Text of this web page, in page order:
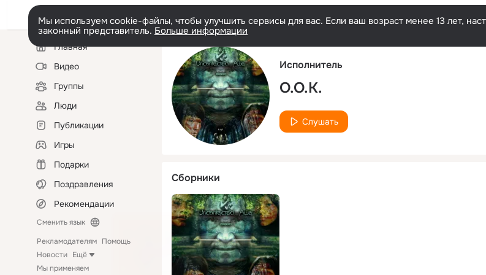
Мы используем cookie-файлы, чтобы улучшить сервисы для вас. Если ваш возраст менее 13 лет,
законный представитель. Больше информации
Левая
колонкаГлавная
Видео
Группы
Люди
Публикации
Игры
Подарки
Поздравления
Рекомендации
Сменить язык
Рекламодателям Помощь
Новости Ещё
Мы применяем
Исполнитель
O.O.K.
Слушать
Сборники